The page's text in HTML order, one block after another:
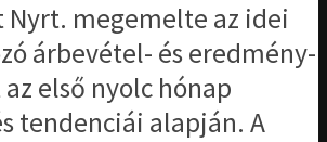
Nyrt. megemelte az idei
árbevétel- és eredmény-
első nyolc hónap
tendenciái alapján. A